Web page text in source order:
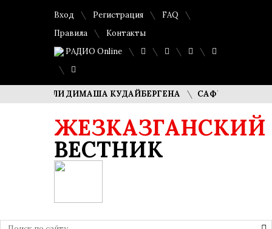
Вход Регистрация
FAQ
Правила
Контакты
РАДИО Online
ДИМАША КУДАЙБЕРГЕНА САФУАН
ЖЕЗКАЗГАНСКИЙ
ВЕСТНИК